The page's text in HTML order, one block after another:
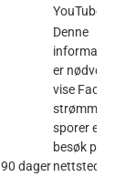
YouTube.
90 dager
Denne
er
vise
sporer en
besøk på
nettsteder